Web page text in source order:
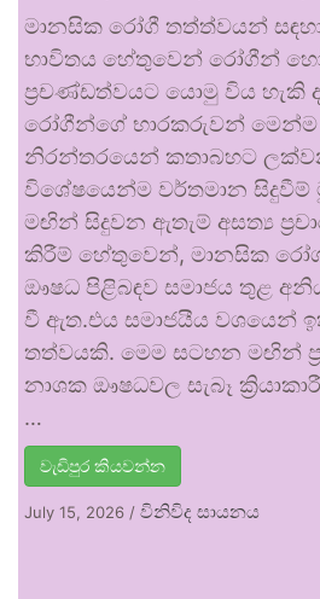
මානසික රෝගී තත්ත්වයන්
භාවිතය හේතුවෙන් රෝගීන් හෝ
ප්‍රචණ්ඩත්වයට යොමු විය හැකි
රෝගීන්ගේ භාරකරුවන් මෙන්ම
නිරන්තරයෙන් කතාබහට
විශේෂයෙන්ම වර්තමාන සිදුවීම්
මඟින් සිදුවන ඇතැම් අසත්‍ය
කිරීම් හේතුවෙන්, මානසික රෝග
ඖෂධ පිළිබඳව සමාජය තුළ
වී ඇත.එය සමාජයීය වශයෙන්
තත්වයකි. මෙම සටහන මඟින්
නාශක ඖෂධවල සැබෑ
…
වැඩිපුර කියවන්න
July 15, 2026 / විනිවිද සායනය